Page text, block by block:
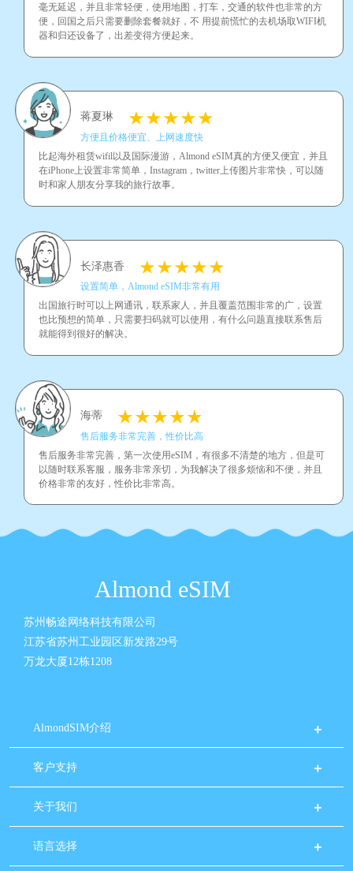
毫无延迟，并且非常轻便，使用地图，打车，交通的软件也非常的方
便，回国之后只需要删除套餐就好，不 用提前慌忙的去机场取WIFI机
器和归还设备了，出差变得方便起来。
蒋夏琳
方便且价格便宜、上网速度快
比起海外租赁wifil以及国际漫游，Almond eSIM真的方便又便宜，并且
在iPhone上设置非常简单，Instagram，twitter上传图片非常快，可以随
时和家人朋友分享我的旅行故事。
长泽惠香
设置简单，Almond eSIM非常有用
出国旅行时可以上网通讯，联系家人，并且覆盖范围非常的广，设置
也比预想的简单，只需要扫码就可以使用，有什么问题直接联系售后
就能得到很好的解决。
海蒂
售后服务非常完善，性价比高
售后服务非常完善，第一次使用eSIM，有很多不清楚的地方，但是可
以随时联系客服，服务非常亲切，为我解决了很多烦恼和不便，并且
价格非常的友好，性价比非常高。
Almond eSIM
苏州畅途网络科技有限公司
江苏省苏州工业园区新发路29号
万龙大厦12栋1208
AlmondSIM介绍
客户支持
关于我们
语言选择